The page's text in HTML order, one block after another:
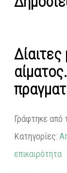
Γράφτηκε από
Κατηγορίες:
επικαιρότητα